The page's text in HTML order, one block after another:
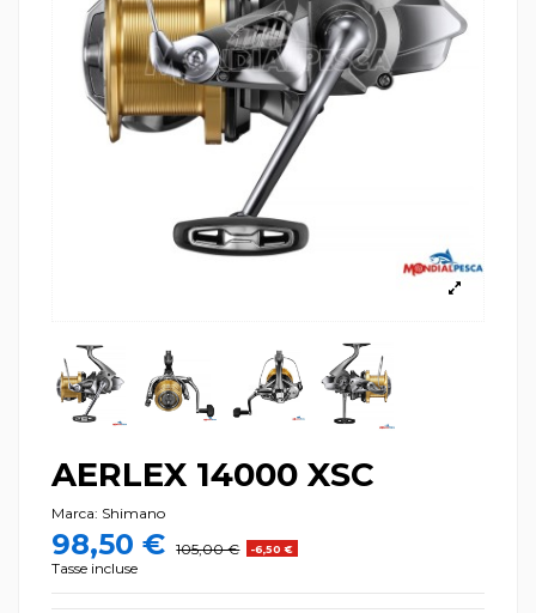
AERLEX 14000 XSC
Marca: Shimano
98,50 € 105,00 € -6,50 €
Tasse incluse